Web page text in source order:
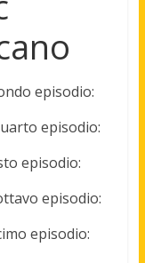
episodio:
episodio:
episodio:
episodio:
episodio: